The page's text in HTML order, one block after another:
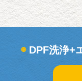
◉ DPF洗浄+